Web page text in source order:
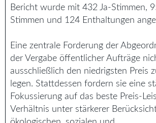
Bericht wurde mit 432 Ja-Stimmen,
Stimmen und 124 Enthaltungen
Eine zentrale Forderung der
der Vergabe öffentlicher Aufträge
ausschließlich den niedrigsten Preis
legen. Stattdessen fordern sie eine
Fokussierung auf das beste Preis-
Verhältnis unter stärkerer